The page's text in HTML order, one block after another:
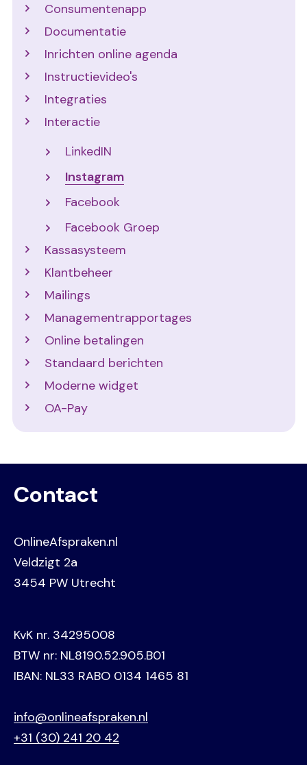
Consumentenapp
Documentatie
Inrichten online agenda
Instructievideo's
Integraties
Interactie
LinkedIN
Instagram
Facebook
Facebook Groep
Kassasysteem
Klantbeheer
Mailings
Managementrapportages
Online betalingen
Standaard berichten
Moderne widget
OA-Pay
Contact
OnlineAfspraken.nl
Veldzigt 2a
3454 PW Utrecht
KvK nr. 34295008
BTW nr: NL8190.52.905.B01
IBAN: NL33 RABO 0134 1465 81
info@onlineafspraken.nl
+31 (30) 241 20 42